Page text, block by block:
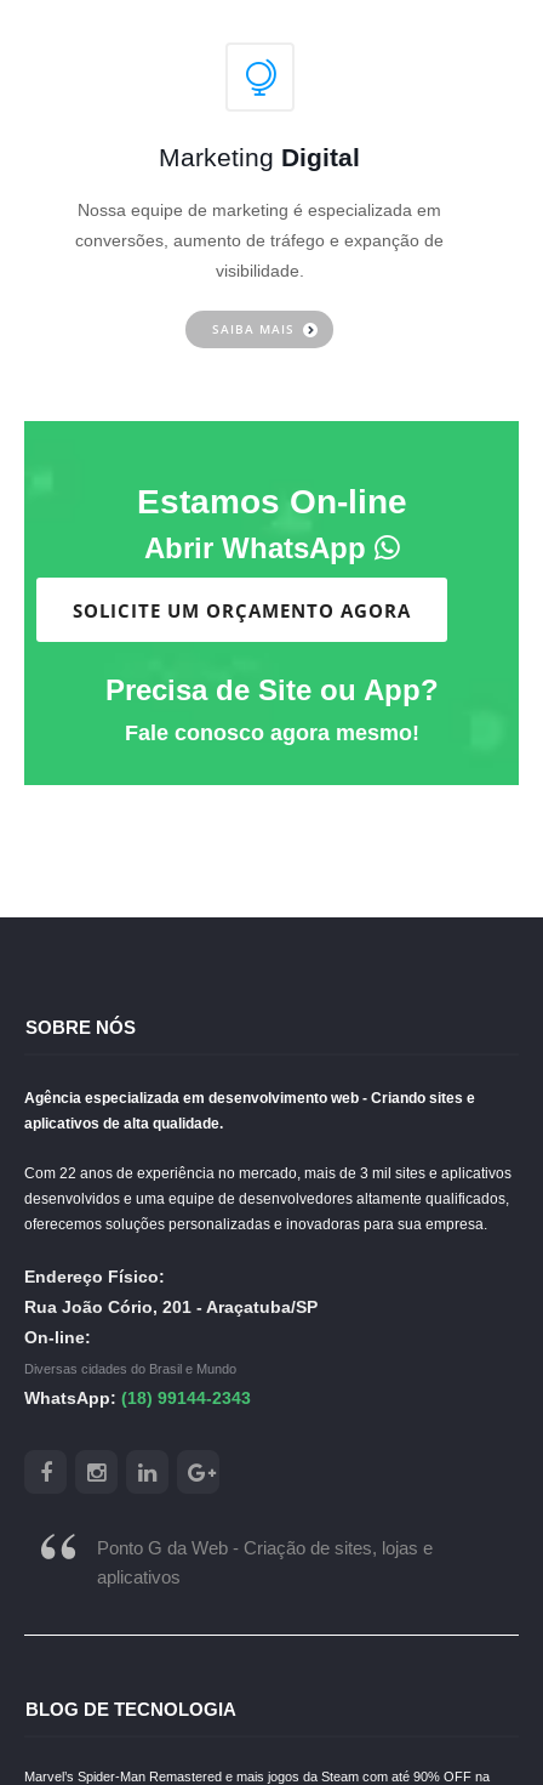
Marketing Digital
Nossa equipe de marketing é especializada em
conversões, aumento de tráfego e expanção de
visibilidade.
SAIBA MAIS
Estamos On-line
Abrir WhatsApp
SOLICITE UM ORÇAMENTO AGORA
Precisa de Site ou App?
Fale conosco agora mesmo!
SOBRE NÓS
Agência especializada em desenvolvimento web - Criando sites e
aplicativos de alta qualidade.
Com 22 anos de experiência no mercado, mais de 3 mil sites e aplicativos
desenvolvidos e uma equipe de desenvolvedores altamente qualificados,
oferecemos soluções personalizadas e inovadoras para sua empresa.
Endereço Físico:
Rua João Cório, 201 - Araçatuba/SP
On-line:
Diversas cidades do Brasil e Mundo
WhatsApp: (18) 99144-2343
Ponto G da Web - Criação de sites, lojas e
aplicativos
BLOG DE TECNOLOGIA
Marvel’s Spider-Man Remastered e mais jogos da Steam com até 90% OFF na